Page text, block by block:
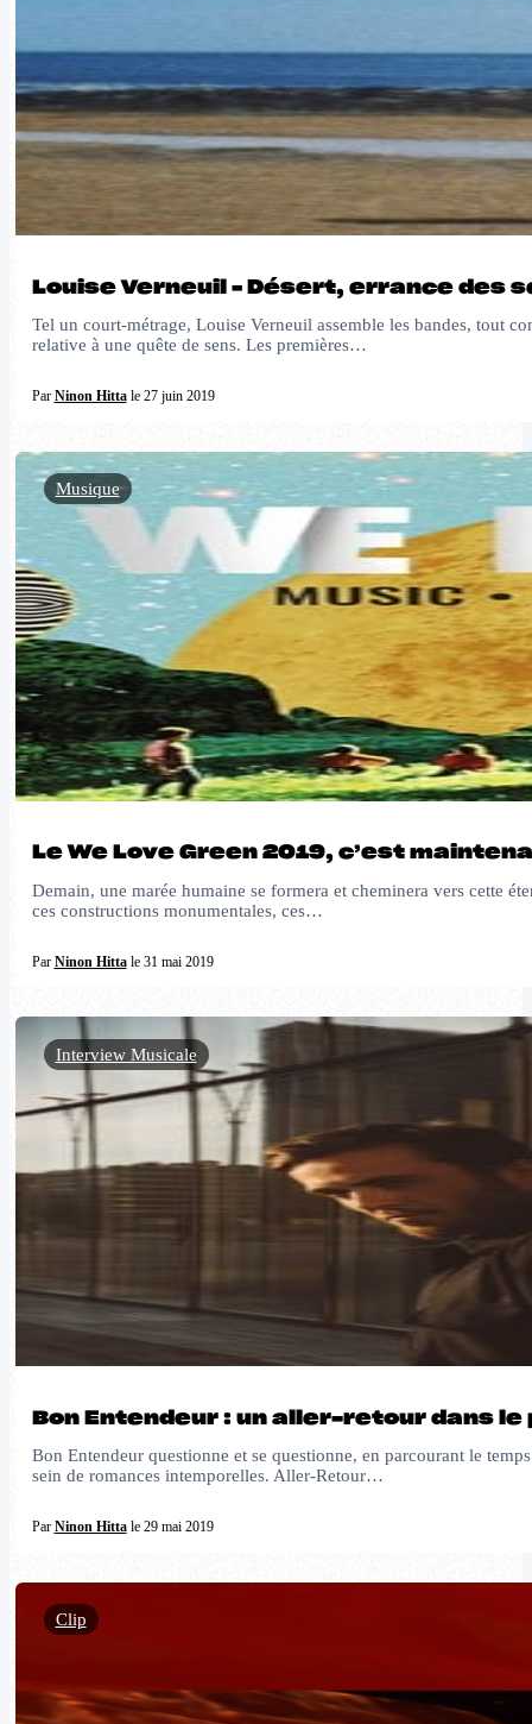
Louise Verneuil – Désert, errance des
Tel un court-métrage, Louise Verneuil assemble les bandes, tout
relative à une quête de sens. Les premières…
Par Ninon Hittale 27 juin 2019
Le We Love Green 2019, c’est
Demain, une marée humaine se formera et cheminera vers cette
ces constructions monumentales, ces…
Par Ninon Hittale 31 mai 2019
Musique
Bon Entendeur : un aller-retour dans le
Bon Entendeur questionne et se questionne, en parcourant le
sein de romances intemporelles. Aller-Retour…
Par Ninon Hittale 29 mai 2019
Interview Musicale
Clip